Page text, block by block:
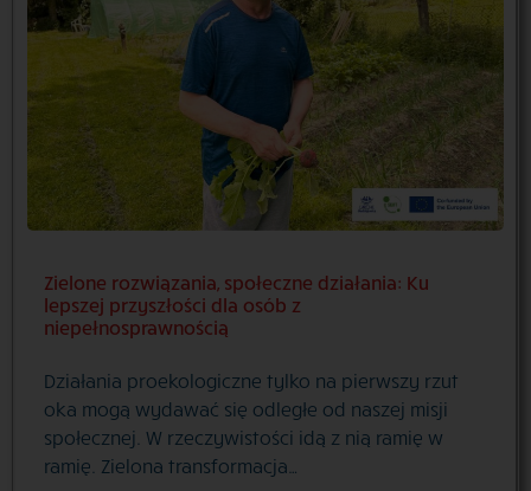
Zielone rozwiązania, społeczne działania: Ku
lepszej przyszłości dla osób z
niepełnosprawnością
Działania proekologiczne tylko na pierwszy rzut
oka mogą wydawać się odległe od naszej misji
społecznej. W rzeczywistości idą z nią ramię w
ramię. Zielona transformacja…